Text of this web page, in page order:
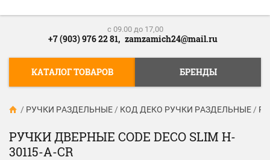
c 09.00 до 17,00
+7 (903) 976 22 81, zamzamich24@mail.ru
КАТАЛОГ ТОВАРОВ БРЕНДЫ
/ РУЧКИ РАЗДЕЛЬНЫЕ / КОД ДЕКО РУЧКИ РАЗДЕЛЬНЫЕ /
РУЧКИ ДВЕРНЫЕ CODE DECO SLIM H-
30115-A-CR